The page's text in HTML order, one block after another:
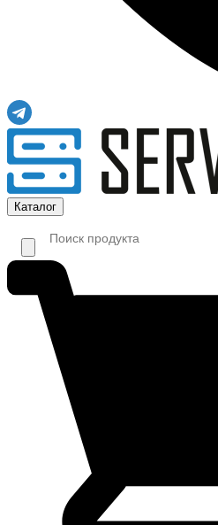
Каталог